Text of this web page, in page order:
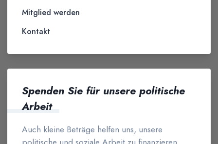
Mitglied werden
Kontakt
Spenden Sie für unsere politische
Arbeit
Auch kleine Beträge helfen uns, unsere